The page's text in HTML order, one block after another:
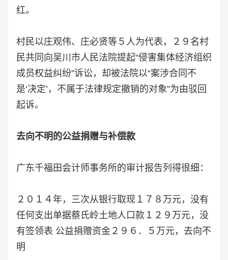
红。
村民以庄观伟、庄必贤等５人为代表，２９名村
民共同向吴川市人民法院提起“侵害集体经济组织
成员权益纠纷”诉讼，却被法院以“案涉合同不
是‘决定’，不属于法律规定撤销的对象”为由驳回
起诉。
去向不明的公益捐赠与补偿款
广东千福田会计师事务所的审计报告列得很细：
２０１４年，三次从银行取现１７８万元，没有
任何支出单据蔡氏岭土地人口款１２９万元，没
有签领表 公益捐赠资金２９６．５万元，去向不
明